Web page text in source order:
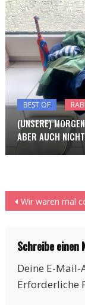
BEST OF
(UNSERE)
ABER AUCH
Wir waren mal
Schreibe einen
Deine E-
Erforderliche